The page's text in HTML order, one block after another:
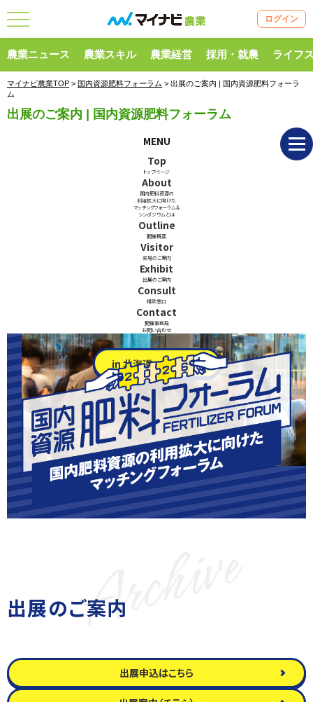
ログイン
農業ニュース 農業スキル 農業経営 採用・就農 ライフ
マイナビ農業TOP > 国内資源肥料フォーラム > 出展のご案内 | 国内資源肥料フォーラ
ム
出展のご案内 | 国内資源肥料フォーラム
MENU
Top
トップページ
About
国内肥料資源の
利用拡大に向けた
マッチングフォーラム＆
シンポジウムとは
Outline
開催概要
Visitor
来場のご案内
Exhibit
出展のご案内
Consult
相談窓口
Contact
開催事務局
お問い合わせ
in 北海道 出展申込
Archive
出展のご案内
出展申込はこちら